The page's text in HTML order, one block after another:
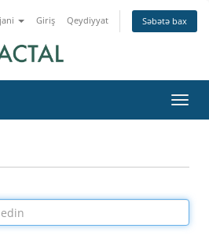
Giriş Qeydiyyat Səbətə bax